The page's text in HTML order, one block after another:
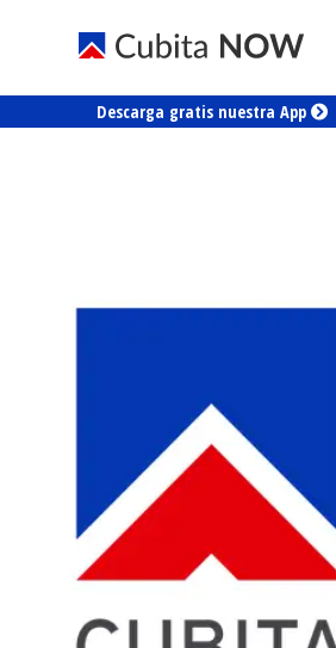
Descarga gratis nuestra App